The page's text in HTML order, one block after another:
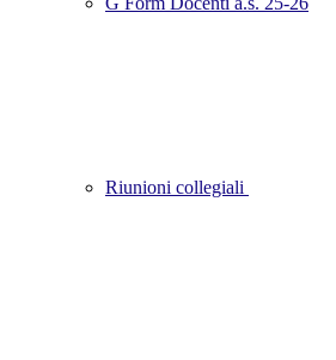
Riunioni collegiali